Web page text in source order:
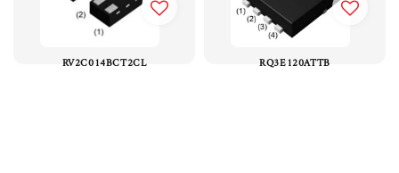
RV2C014BCT2CL RQ3E120ATTB